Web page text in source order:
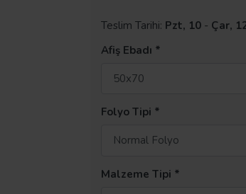
Teslim Tarihi: Pzt, 10 - Çar,
Afiş Ebadı
50x70
Folyo Tipi
Normal Folyo
Malzeme Tipi